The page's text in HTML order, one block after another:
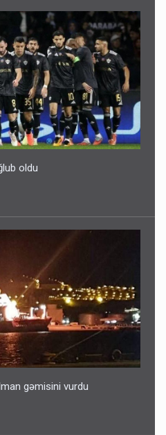
oldu
gəmisini vurdu